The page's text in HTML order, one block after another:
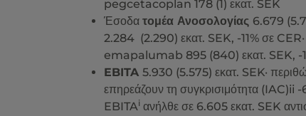
pegcetacoplan 178 (1) εκατ. SEK
Έσοδα τομέα Ανοσολογίας 6.679
2.284 (2.290) εκατ. SEK, -11% σε
emapalumab 895 (840) εκατ. SEK, -
EBITA 5.930 (5.575) εκατ. SEK·
επηρεάζουν τη συγκρισιμότητα
EBITAi ανήλθε σε 6.605 εκατ. SEK